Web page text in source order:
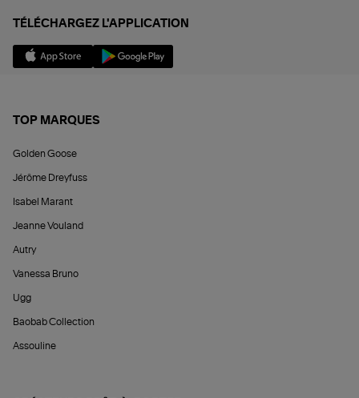
TÉLÉCHARGEZ L'APPLICATION
TOP MARQUES
Golden Goose
Jérôme Dreyfuss
Isabel Marant
Jeanne Vouland
Autry
Vanessa Bruno
Ugg
Baobab Collection
Assouline